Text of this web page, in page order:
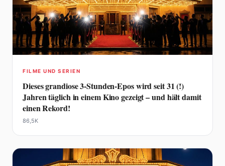
FILME UND SERIEN
Dieses grandiose 3-Stunden-Epos wird seit 31 (!)
Jahren täglich in einem Kino gezeigt – und hält damit
einen Rekord!
86,5K